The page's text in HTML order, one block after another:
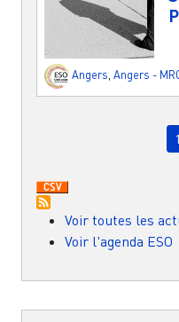
Angers Angers -
1
Voir toutes les
Voir l'agenda ESO